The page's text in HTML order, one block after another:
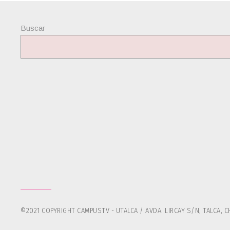
Buscar
©2021 COPYRIGHT CAMPUSTV - UTALCA / AVDA. LIRCAY S/N, TALCA,